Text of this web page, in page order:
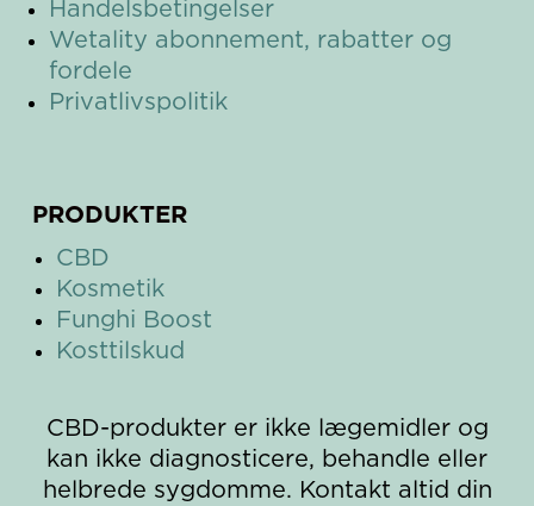
Handelsbetingelser
Wetality a bonnement, rabatter og
fordele
Privatlivspolitik
PRODUKTER
CBD
Kosmetik
Funghi Boost
Kosttilskud
CBD-produkter er ikke lægemidler og
kan ikke diagnosticere, behandle eller
helbrede sygdomme. Kontakt altid din